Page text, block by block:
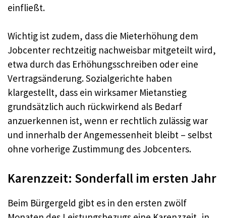
einfließt.
Wichtig ist zudem, dass die Mieterhöhung dem
Jobcenter rechtzeitig nachweisbar mitgeteilt wird,
etwa durch das Erhöhungsschreiben oder eine
Vertragsänderung. Sozialgerichte haben
klargestellt, dass ein wirksamer Mietanstieg
grundsätzlich auch rückwirkend als Bedarf
anzuerkennen ist, wenn er rechtlich zulässig war
und innerhalb der Angemessenheit bleibt – selbst
ohne vorherige Zustimmung des Jobcenters.
Karenzzeit: Sonderfall im ersten Jahr
Beim Bürgergeld gibt es in den ersten zwölf